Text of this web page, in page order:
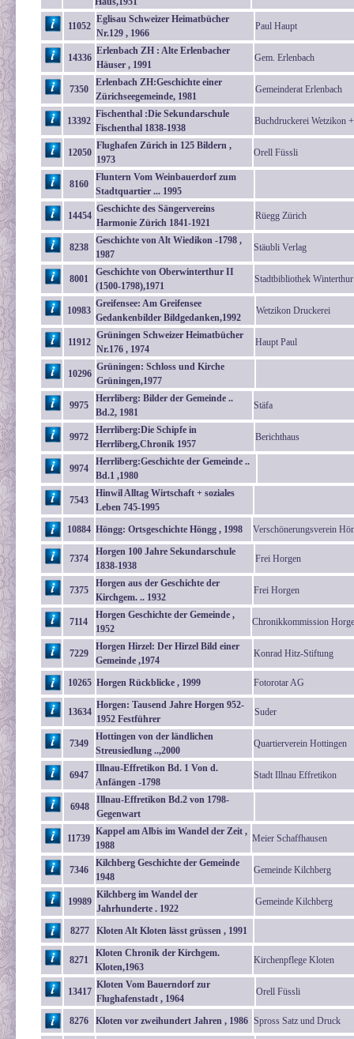
11052
Eglisau Schweizer Heimatbücher
Nr.129 , 1966
Paul Haupt
14336
Erlenbach ZH : Alte Erlenbacher
Häuser , 1991
Gem. Erlenbach
7350
Erlenbach ZH:Geschichte einer
Zürichseegemeinde, 1981
Gemeinderat Erlenbach
13392
Fischenthal :Die Sekundarschule
Fischenthal 1838-1938
Buchdruckerei Wetzikon
12050
Flughafen Zürich in 125 Bildern ,
1973
Orell Füssli
8160
Fluntern Vom Weinbauerdorf zum
Stadtquartier ... 1995
14454
Geschichte des Sängervereins
Harmonie Zürich 1841-1921
Rüegg Zürich
8238
Geschichte von Alt Wiedikon -1798 ,
1987
Stäubli Verlag
8001
Geschichte von Oberwinterthur II
(1500-1798),1971
Stadtbibliothek Winterthur
10983
Greifensee: Am Greifensee
Gedankenbilder Bildgedanken,1992
Wetzikon Druckerei
11912
Grüningen Schweizer Heimatbücher
Nr.176 , 1974
Haupt Paul
10296
Grüningen: Schloss und Kirche
Grüningen,1977
9975
Herrliberg: Bilder der Gemeinde ..
Bd.2, 1981
Stäfa
9972
Herrliberg:Die Schipfe in
Herrliberg,Chronik 1957
Berichthaus
9974
Herrliberg:Geschichte der Gemeinde ..
Bd.1 ,1980
7543
Hinwil Alltag Wirtschaft + soziales
Leben 745-1995
10884 Höngg: Ortsgeschichte Höngg , 1998 Verschönerungsverein
7374
Horgen 100 Jahre Sekundarschule
1838-1938
Frei Horgen
7375
Horgen aus der Geschichte der
Kirchgem. .. 1932
Frei Horgen
7114
Horgen Geschichte der Gemeinde ,
1952
Chronikkommission
7229
Horgen Hirzel: Der Hirzel Bild einer
Gemeinde ,1974
Konrad Hitz-Stiftung
10265 Horgen Rückblicke , 1999 Fotorotar AG
13634
Horgen: Tausend Jahre Horgen 952-
1952 Festführer
Suder
7349
Hottingen von der ländlichen
Streusiedlung ..,2000
Quartierverein Hottingen
6947
Illnau-Effretikon Bd. 1 Von d.
Anfängen -1798
Stadt Illnau Effretikon
6948
Illnau-Effretikon Bd.2 von 1798-
Gegenwart
11739
Kappel am Albis im Wandel der Zeit ,
1988
Meier Schaffhausen
7346
Kilchberg Geschichte der Gemeinde
1948
Gemeinde Kilchberg
19989
Kilchberg im Wandel der
Jahrhunderte . 1922
Gemeinde Kilchberg
8277 Kloten Alt Kloten lässt grüssen , 1991
8271
Kloten Chronik der Kirchgem.
Kloten,1963
Kirchenpflege Kloten
13417
Kloten Vom Bauerndorf zur
Flughafenstadt , 1964
Orell Füssli
8276 Kloten vor zweihundert Jahren , 1986 Spross Satz und Druck